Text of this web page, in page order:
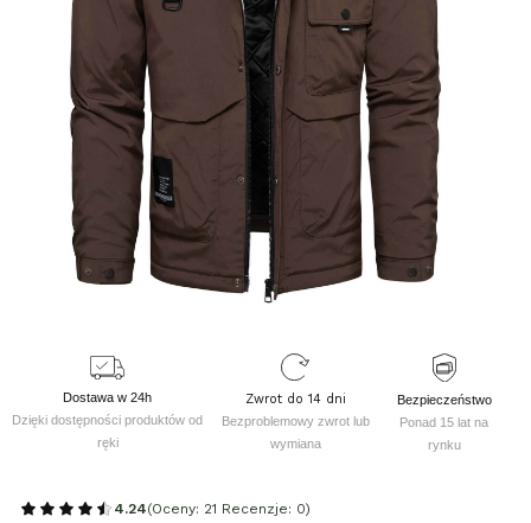
Dostawa w 24h
Dzięki dostępności produktów od
ręki
Zwrot do 14 dni
Bezproblemowy zwrot lub
wymiana
Bezpieczeństwo
Ponad 15 lat na
rynku
4.24(Oceny: 21 Recenzje: 0)